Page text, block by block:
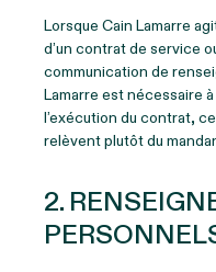
Lorsque Cain Lamarre
d’un contrat de service
communication de
Lamarre est nécessaire
l’exécution du contrat,
relèvent plutôt du
2.